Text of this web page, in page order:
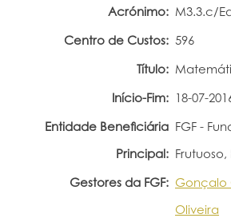
Acrónimo: M3.3.c/
Centro de Custos: 596
Título:
Início-Fim: 18-07-
Entidade Beneficiária
Principal:
FGF -
Frutuoso,
Gestores da FGF: Gonçalo
Oliveira